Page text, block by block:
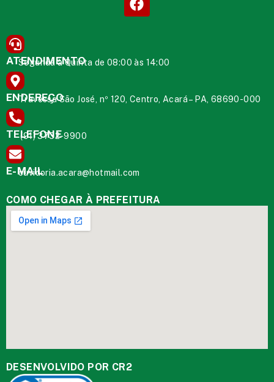
ATENDIMENTO
Segunda à Quinta de 08:00 às 14:00
ENDEREÇO
Travessa São José, nº 120, Centro, Acará – PA, 68690-000
TELEFONE
(91) 3732-9900
E-MAIL
ouvidoria.acara@hotmail.com
COMO CHEGAR À PREFEITURA
DESENVOLVIDO POR CR2